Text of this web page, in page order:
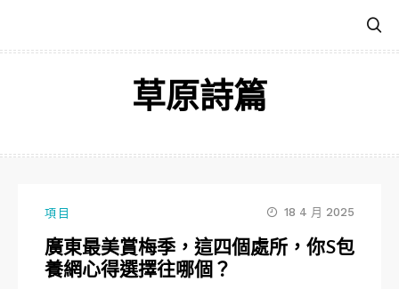
主
草原詩篇
項目 18 4 月 2025
廣東最美賞梅季，這四個處所，你S包
養網心得選擇往哪個？